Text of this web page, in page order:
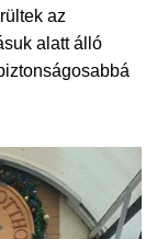
az
alatt álló